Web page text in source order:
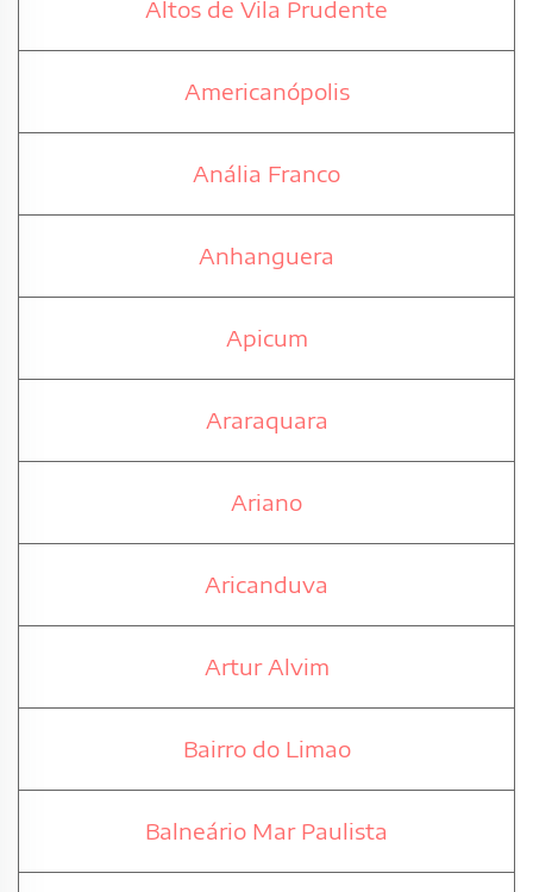
Altos de Vila Prudente
Americanópolis
Anália Franco
Anhanguera
Apicum
Araraquara
Ariano
Aricanduva
Artur Alvim
Bairro do Limao
Balneário Mar Paulista